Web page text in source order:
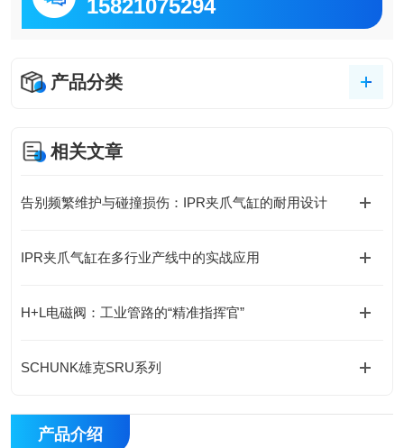
15821075294
产品分类
相关文章
告别频繁维护与碰撞损伤：IPR夹爪气缸的耐用设计
IPR夹爪气缸在多行业产线中的实战应用
H+L电磁阀：工业管路的“精准指挥官”
SCHUNK雄克SRU系列
产品介绍